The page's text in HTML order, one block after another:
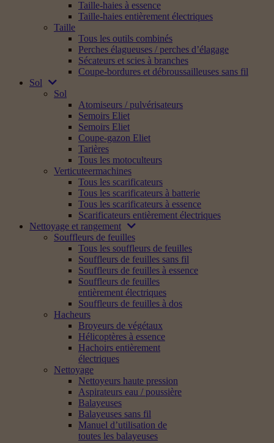
Taille-haies à essence
Taille-haies entièrement électriques
Taille
Tous les outils combinés
Perches élagueuses / perches d’élagage
Sécateurs et scies à branches
Coupe-bordures et débroussailleuses sans fil
Sol
Sol
Atomiseurs / pulvérisateurs
Semoirs Eliet
Semoirs Eliet
Coupe-gazon Eliet
Tarières
Tous les motoculteurs
Verticuteermachines
Tous les scarificateurs
Tous les scarificateurs à batterie
Tous les scarificateurs à essence
Scarificateurs entièrement électriques
Nettoyage et rangement
Souffleurs de feuilles
Tous les souffleurs de feuilles
Souffleurs de feuilles sans fil
Souffleurs de feuilles à essence
Souffleurs de feuilles
entièrement électriques
Souffleurs de feuilles à dos
Hacheurs
Broyeurs de végétaux
Hélicoptères à essence
Hachoirs entièrement
électriques
Nettoyage
Nettoyeurs haute pression
Aspirateurs eau / poussière
Balayeuses
Balayeuses sans fil
Manuel d’utilisation de
toutes les balayeuses